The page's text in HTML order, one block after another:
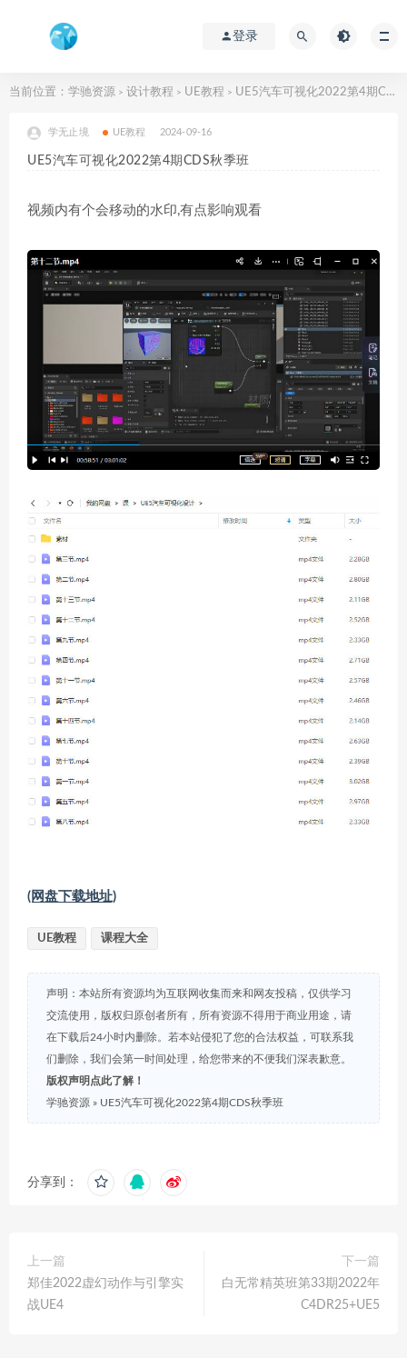
登录
当前位置： 学驰资源 > 设计教程 > UE教程 > UE5汽车可视化2022第4期CDS秋季班
学无止境 UE教程 2024-09-16
UE5汽车可视化2022第4期CDS秋季班
视频内有个会移动的水印,有点影响观看
(网盘下载地址)
UE教程 课程大全
声明：本站所有资源均为互联网收集而来和网友投稿，仅供学习
交流使用，版权归原创者所有，所有资源不得用于商业用途，请
在下载后24小时内删除。若本站侵犯了您的合法权益，可联系我
们删除，我们会第一时间处理，给您带来的不便我们深表歉意。
版权声明点此了解！
学驰资源 » UE5汽车可视化2022第4期CDS秋季班
分享到：
上一篇
郑佳2022虚幻动作与引擎实
战UE4
下一篇
白无常精英班第33期2022年
C4DR25+UE5